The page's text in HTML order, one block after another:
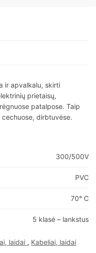
ir apvalkalu, skirti
prietaisų,
patalpose. Taip
dirbtuvėse.
300/500V
PVC
70° C
5 klasė – lankstus
laidai , Kabeliai, laidai